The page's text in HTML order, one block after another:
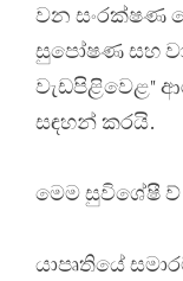
වන සංරක්ෂණ
සුපෝෂණ සහ
වැඩපිළිවෙළ"
සඳහන් කරයි.
මෙම සුවිශේෂී ව්
යාපෘතියේ